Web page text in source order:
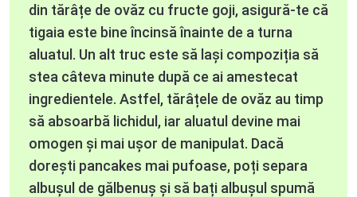
din tărâțe de ovăz cu fructe goji, asigură-te că
tigaia este bine încinsă înainte de a turna
aluatul. Un alt truc este să lași compoziția să
stea câteva minute după ce ai amestecat
ingredientele. Astfel, tărâțele de ovăz au timp
să absoarbă lichidul, iar aluatul devine mai
omogen și mai ușor de manipulat. Dacă
dorești pancakes mai pufoase, poți separa
albușul de gălbenuș și să bați albușul spumă